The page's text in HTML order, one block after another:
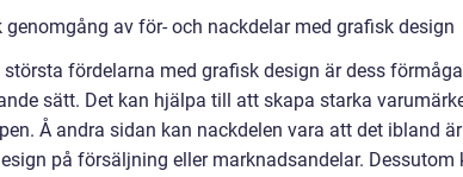
genomgång av för- och nackdelar med grafisk design
största fördelarna med grafisk design är dess
sätt. Det kan hjälpa till att skapa starka
Å andra sidan kan nackdelen vara att det ibland
på försäljning eller marknadsandelar.